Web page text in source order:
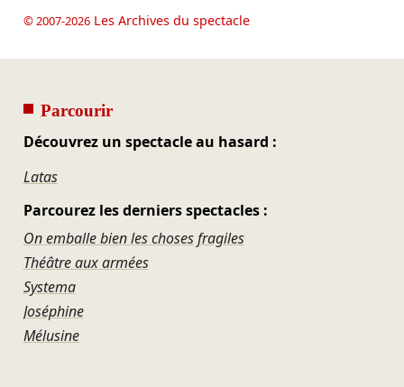
© 2007-2026Les Archives du spectacle
Parcourir
Découvrez un spectacle au hasard :
Latas
Parcourez les derniers spectacles :
On emballe bien les choses fragiles
Théâtre aux armées
Systema
Joséphine
Mélusine